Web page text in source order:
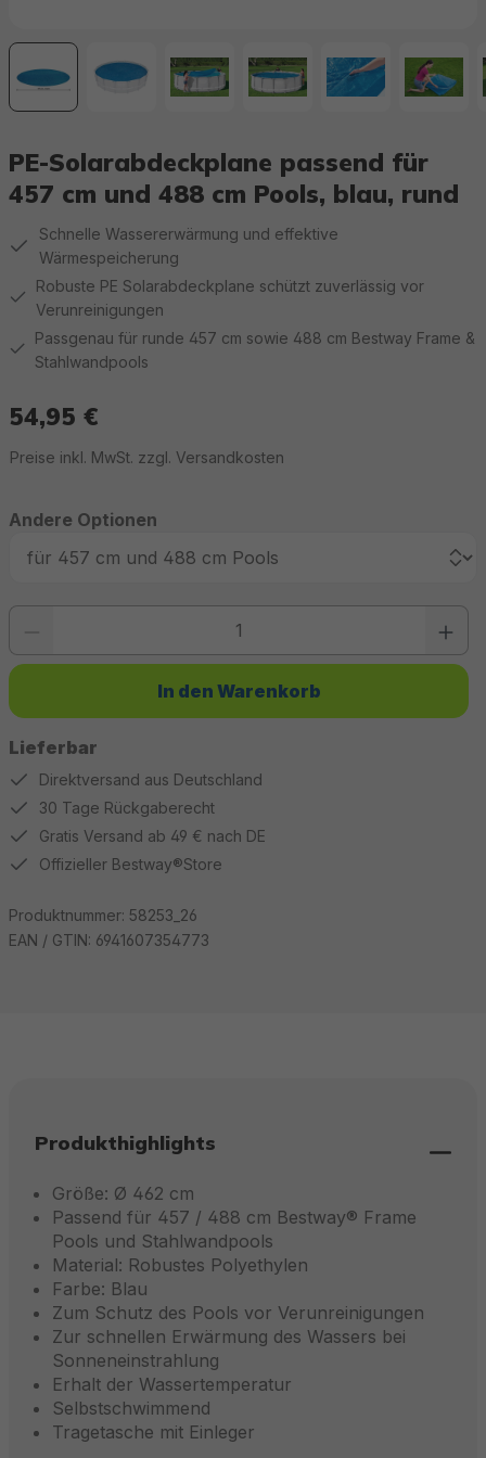
PE-Solarabdeckplane passend für
457 cm und 488 cm Pools, blau, rund
Schnelle Wassererwärmung und effektive
Wärmespeicherung
Robuste PE Solarabdeckplane schützt zuverlässig vor
Verunreinigungen
Passgenau für runde 457 cm sowie 488 cm Bestway Frame &
Stahlwandpools
54,95 €
Preise inkl. MwSt. zzgl. Versandkosten
Lieferbar
Andere Optionen
Produkt Anzahl: Gib den gewünschten Wert ein oder benutze die
In den Warenkorb
Direktversand aus Deutschland
30 Tage Rückgaberecht
Gratis Versand ab 49 € nach DE
Offizieller Bestway®Store
Produktnummer: 58253_26
EAN / GTIN: 6941607354773
Produkthighlights
Größe: Ø 462 cm
Passend für 457 / 488 cm Bestway® Frame
Pools und Stahlwandpools
Material: Robustes Polyethylen
Farbe: Blau
Zum Schutz des Pools vor Verunreinigungen
Zur schnellen Erwärmung des Wassers bei
Sonneneinstrahlung
Erhalt der Wassertemperatur
Selbstschwimmend
Tragetasche mit Einleger